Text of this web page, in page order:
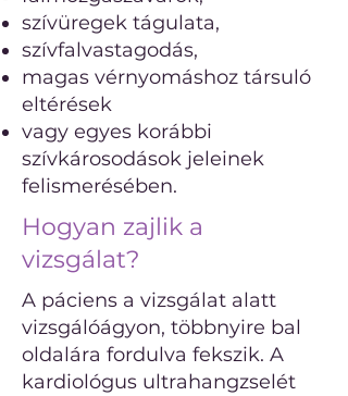
szívüregek tágulata,
szívfalvastagodás,
magas vérnyomáshoz társuló
eltérések
vagy egyes korábbi
szívkárosodások jeleinek
felismerésében.
Hogyan zajlik a
vizsgálat?
A páciens a vizsgálat alatt
vizsgálóágyon, többnyire bal
oldalára fordulva fekszik. A
kardiológus ultrahangzselét